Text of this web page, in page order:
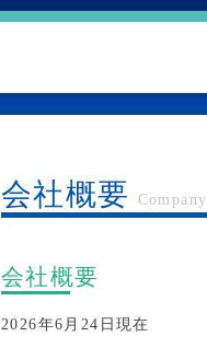
会社概要 Company
会社概要
2026年6月24日現在